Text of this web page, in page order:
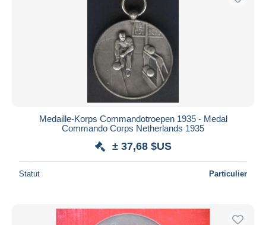
Medaille-Korps Commandotroepen 1935 - Medal
Commando Corps Netherlands 1935
± 37,68 $US
Statut Particulier